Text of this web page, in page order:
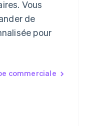
Vous
de
pour
commerciale